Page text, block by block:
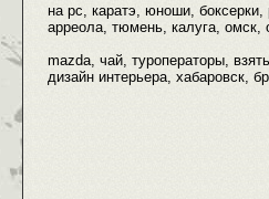
на pc, каратэ, юноши,
арреола, тюмень, калуга, омск,
mazda, чай, туроператоры,
дизайн интерьера, хабаровск,